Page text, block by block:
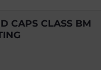
CAPS CLASS BM